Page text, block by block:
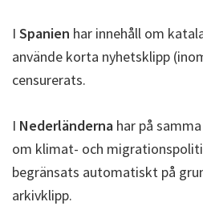
I Spanien har innehåll om
använde korta nyhetsklipp
censurerats.
I Nederländerna har på
om klimat- och
begränsats automatiskt på
arkivklipp.